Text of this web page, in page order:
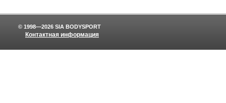
Контактная информация
© 1998—2026 SIA BODYSPORT